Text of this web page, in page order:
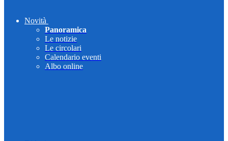
Novità
Panoramica
Le notizie
Le circolari
Calendario eventi
Albo online